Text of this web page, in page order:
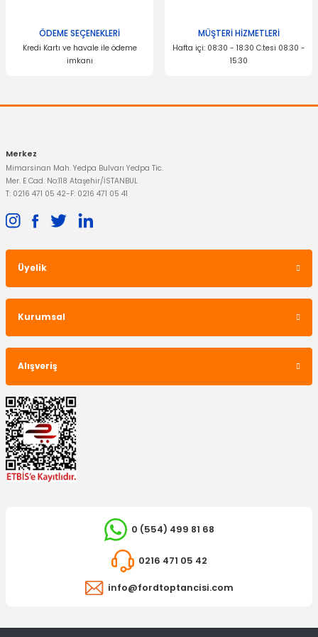
Triger Seti Fiesta Fusion 1.4 / 1.6 Motor Benzinli 2001-2006
Triger Seti Fiesta Fusion 1.4 / 1.6 Benzinli 2005/-
2.750,00 TL
ÖDEME SEÇENEKLERİ
Kredi Kartı ve havale ile ödeme
imkanı
MÜŞTERİ HİZMETLERİ
Hafta içi: 08:30 - 18:30 C.tesi 08:30 -
15:30
Merkez
Mimarsinan Mah. Yedpa Bulvarı Yedpa Tic.
Mer. E Cad. No:118 Ataşehir/İSTANBUL
T: 0216 471 05 42-F: 0216 471 05 41
Üyelik
Kurumsal
Alışveriş
0 (554) 499 81 68
0216 471 05 42
info@fordtoptancisi.com